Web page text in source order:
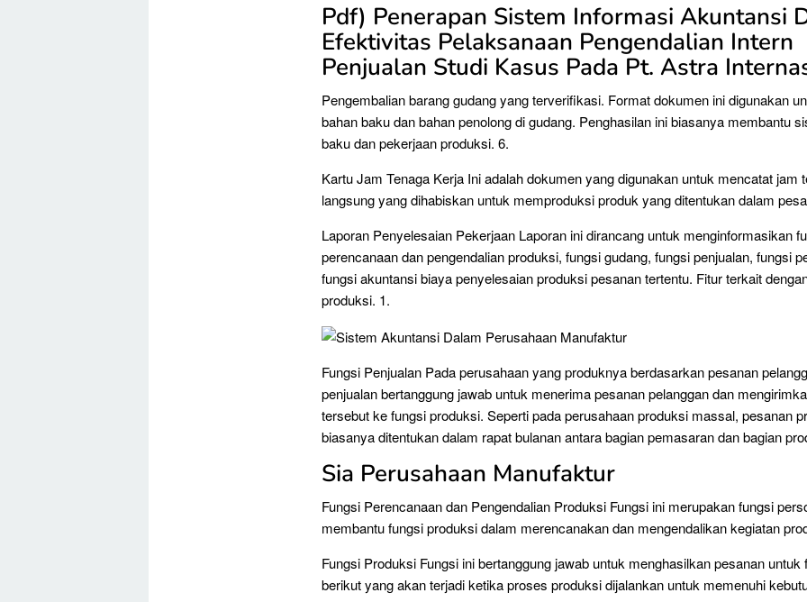
Pdf) Penerapan Sistem Informasi Akuntansi
Efektivitas Pelaksanaan Pengendalian Intern
Penjualan Studi Kasus Pada Pt. Astra
Pengembalian barang gudang yang terverifikasi. Format dokumen ini digunakan
bahan baku dan bahan penolong di gudang. Penghasilan ini biasanya membantu
baku dan pekerjaan produksi. 6.
Kartu Jam Tenaga Kerja Ini adalah dokumen yang digunakan untuk mencatat jam
langsung yang dihabiskan untuk memproduksi produk yang ditentukan dalam
Laporan Penyelesaian Pekerjaan Laporan ini dirancang untuk menginformasikan
perencanaan dan pengendalian produksi, fungsi gudang, fungsi penjualan, fungsi
fungsi akuntansi biaya penyelesaian produksi pesanan tertentu. Fitur terkait
produksi. 1.
Fungsi Penjualan Pada perusahaan yang produknya berdasarkan pesanan
penjualan bertanggung jawab untuk menerima pesanan pelanggan dan
tersebut ke fungsi produksi. Seperti pada perusahaan produksi massal, pesanan
biasanya ditentukan dalam rapat bulanan antara bagian pemasaran dan bagian
Sia Perusahaan Manufaktur
Fungsi Perencanaan dan Pengendalian Produksi Fungsi ini merupakan fungsi
membantu fungsi produksi dalam merencanakan dan mengendalikan kegiatan
Fungsi Produksi Fungsi ini bertanggung jawab untuk menghasilkan pesanan untuk
berikut yang akan terjadi ketika proses produksi dijalankan untuk memenuhi